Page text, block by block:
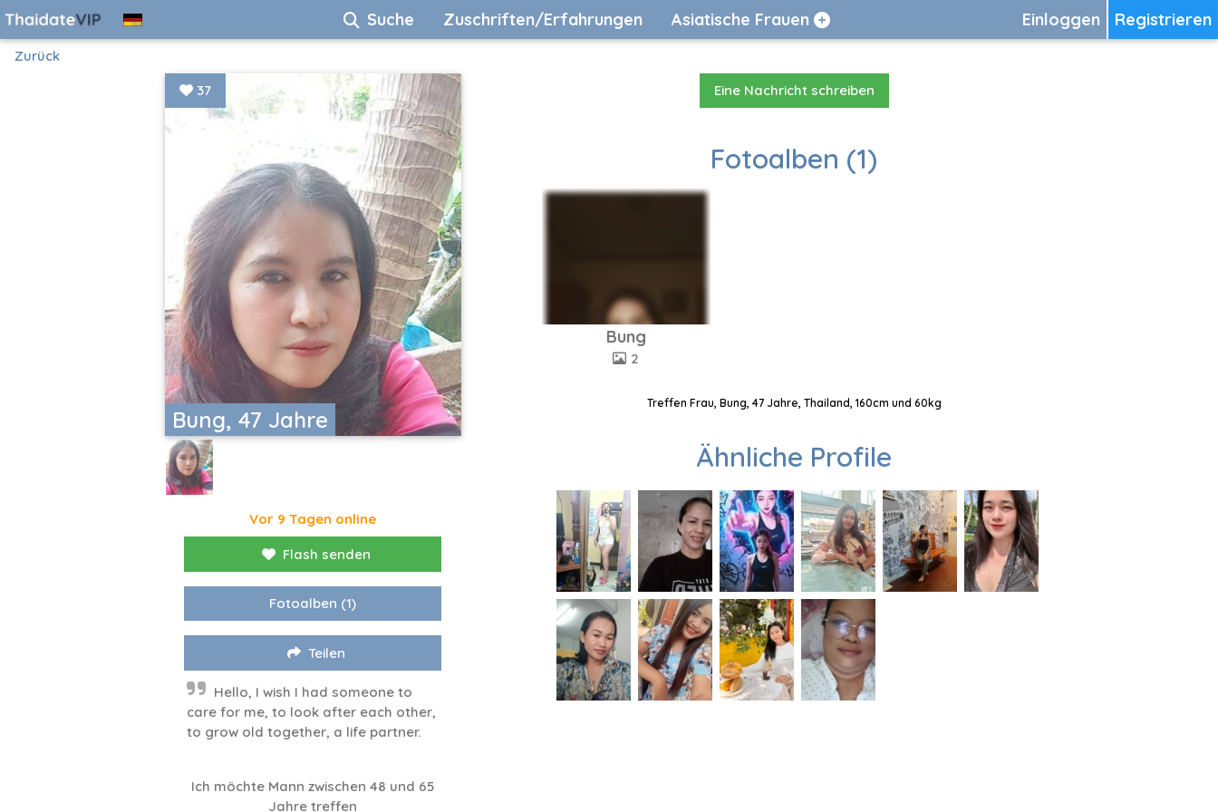
Registrieren
Einloggen
Suche Zuschriften/Erfahrungen Asiatische Frauen
Zurück
Bung, 47 Jahre
37
Vor 9 Tagen online
Flash senden
Fotoalben (1)
Teilen
Hello, I wish I had someone to
care for me, to look after each other,
to grow old together, a life partner.
Ich möchte Mann zwischen 48 und 65
Jahre treffen
Eine Nachricht schreiben
Fotoalben (1)
Bung
2
Treffen Frau, Bung, 47 Jahre, Thailand, 160cm und 60kg
Ähnliche Profile